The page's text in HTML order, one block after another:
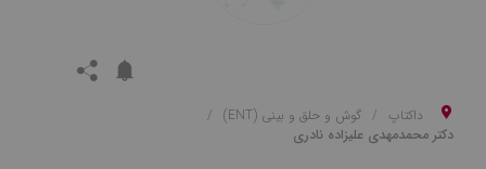
داکتاپ
گوش و حلق و بینی (ENT)
دکتر محمدمهدی علیزاده نادری